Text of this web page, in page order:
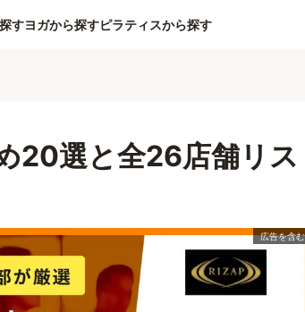
すヨガから探すピラティスから探す
20選と全26店舗リス